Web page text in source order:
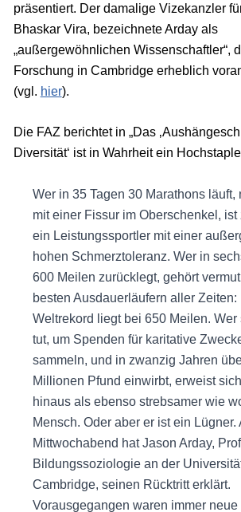
präsentiert. Der damalige Vizekanzler
Bhaskar Vira, bezeichnete Arday als
„außergewöhnlichen Wissenschaftler“,
Forschung in Cambridge erheblich
(vgl. hier).
Die FAZ berichtet in „Das
Diversität‘ ist in Wahrheit ein
Wer in 35 Tagen 30 Marathons läuft,
mit einer Fissur im Oberschenkel,
ein Leistungssportler mit einer
hohen Schmerztoleranz. Wer in
600 Meilen zurücklegt, gehört
besten Ausdauerläufern aller Zeiten:
Weltrekord liegt bei 650 Meilen. Wer
tut, um Spenden für karitative
sammeln, und in zwanzig Jahren
Millionen Pfund einwirbt, erweist
hinaus als ebenso strebsamer wie
Mensch. Oder aber er ist ein Lügner.
Mittwochabend hat Jason Arday,
Bildungssoziologie an der
Cambridge, seinen Rücktritt erklärt.
Vorausgegangen waren immer neue